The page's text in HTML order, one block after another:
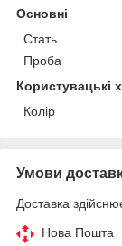
Основні
Стать
Проба
Користувацькі
Колір
Умови
Доставка
Нова Пошта